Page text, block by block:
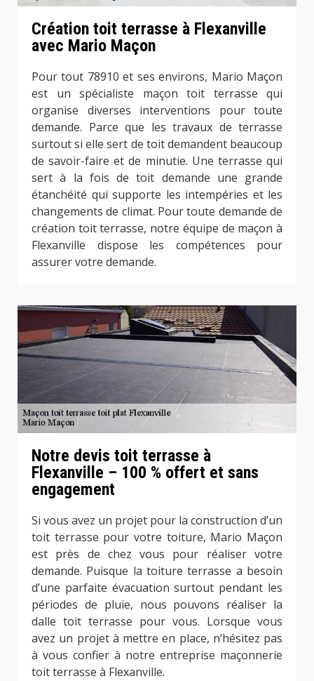
Création toit terrasse à Flexanville
avec Mario Maçon
Pour tout 78910 et ses environs, Mario Maçon
est un spécialiste maçon toit terrasse qui
organise diverses interventions pour toute
demande. Parce que les travaux de terrasse
surtout si elle sert de toit demandent beaucoup
de savoir-faire et de minutie. Une terrasse qui
sert à la fois de toit demande une grande
étanchéité qui supporte les intempéries et les
changements de climat. Pour toute demande de
création toit terrasse, notre équipe de maçon à
Flexanville dispose les compétences pour
assurer votre demande.
Notre devis toit terrasse à
Flexanville – 100 % offert et sans
engagement
Si vous avez un projet pour la construction d’un
toit terrasse pour votre toiture, Mario Maçon
est près de chez vous pour réaliser votre
demande. Puisque la toiture terrasse a besoin
d’une parfaite évacuation surtout pendant les
périodes de pluie, nous pouvons réaliser la
dalle toit terrasse pour vous. Lorsque vous
avez un projet à mettre en place, n’hésitez pas
à vous confier à notre entreprise maçonnerie
toit terrasse à Flexanville.